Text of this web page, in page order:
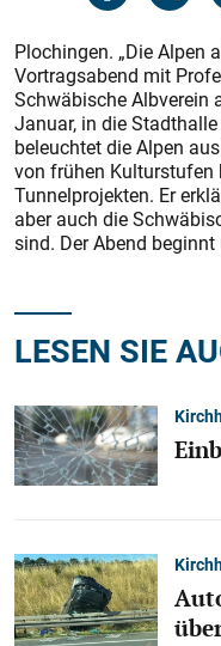
Plochingen. „Die Alpen
Vortragsabend mit
Schwäbische Albverein
Januar, in die
beleuchtet die Alpen
von frühen Kulturstufen
Tunnelprojekten. Er
aber auch die
sind. Der Abend
LESEN SIE